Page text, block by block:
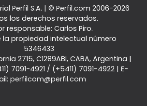
Perfil S.A. | © Perfil.com 2006-2026
los derechos reservados.
responsable: Carlos Piro.
la propiedad intelectual número
5346433
2715, C1289ABI, CABA, Argentina |
7091-4921 / (+5411) 7091-4922| E-
perfilcom@perfil.com